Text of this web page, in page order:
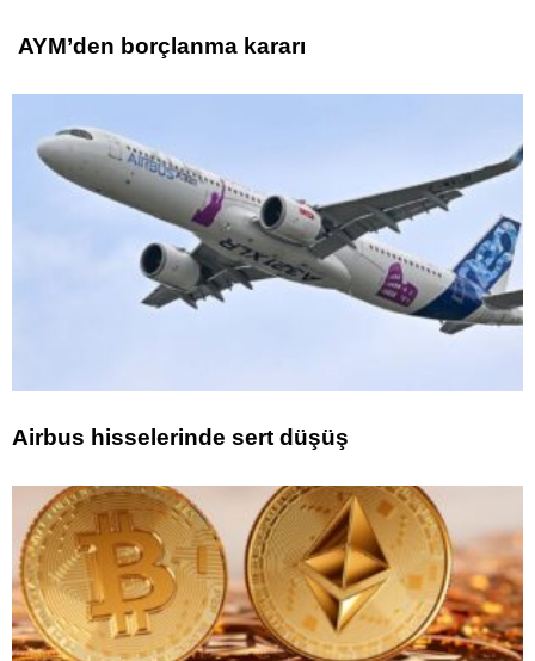
AYM’den borçlanma kararı
Airbus hisselerinde sert düşüş